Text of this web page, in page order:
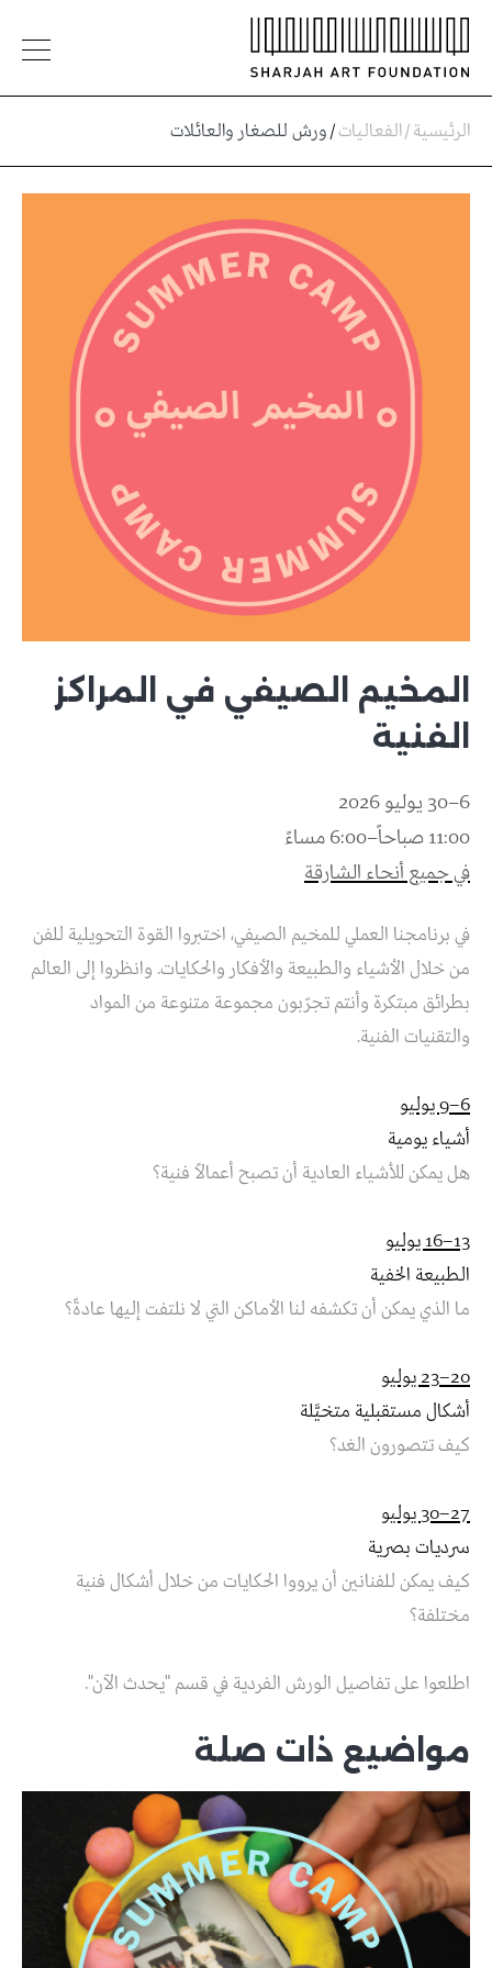
الرئيسية/الفعاليات/ورش للصغار والعائلات
المخيم الصيفي في المراكز
الفنية
في برنامجنا العملي للمخيم الصيفي، اختبروا القوة التحويلية للفن
من خلال الأشياء والطبيعة والأفكار والحكايات. وانظروا إلى العالم
بطرائق مبتكرة وأنتم تجرّبون مجموعة متنوعة من المواد
والتقنيات الفنية.
6–9 يوليو
أشياء يومية
هل يمكن للأشياء العادية أن تصبح أعمالاً فنية؟
13–16 يوليو
الطبيعة الخفية
ما الذي يمكن أن تكشفه لنا الأماكن التي لا نلتفت إليها عادةً؟
20–23 يوليو
أشكال مستقبلية متخيَّلة
كيف تتصورون الغد؟
27–30 يوليو
سرديات بصرية
كيف يمكن للفنانين أن يرووا الحكايات من خلال أشكال فنية
مختلفة؟
اطلعوا على تفاصيل الورش الفردية في قسم "يحدث الآن".
6–30 يوليو 2026
11:00 صباحاً–6:00 مساءً
في جميع أنحاء الشارقة
مواضيع ذات صلة